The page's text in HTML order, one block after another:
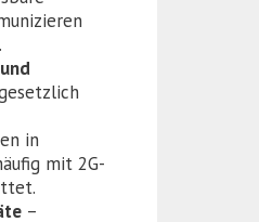
in
mit 2G-
–